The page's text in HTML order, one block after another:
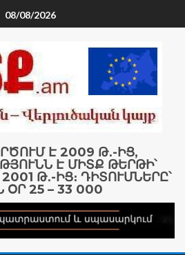
08/08/2026
Է 2009 Թ․-ԻՑ,
Է ՄԻՏՔ ԹԵՐԹԻ՝
Թ․-ԻՑ։ ԴԻՏՈՒՄՆԵՐԸ՝
ՕՐ 25 – 33 000